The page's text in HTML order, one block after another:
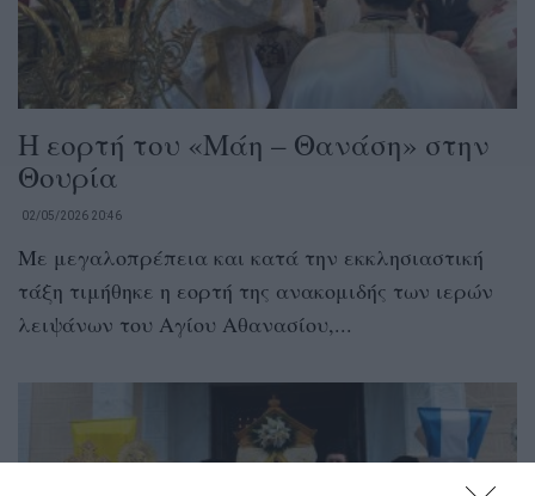
Η εορτή του «Μάη – Θανάση» στην
Θουρία
02/05/2026 20:46
Με μεγαλοπρέπεια και κατά την εκκλησιαστική
τάξη τιμήθηκε η εορτή της ανακομιδής των ιερών
λειψάνων του Αγίου Αθανασίου,...